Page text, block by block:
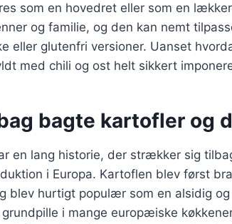
som en hovedret eller som en
og familie, og den kan nemt
eller glutenfri versioner. Uanset
med chili og ost helt sikkert
bagte kartofler og
en lang historie, der strækker sig
i Europa. Kartoflen blev først
blev hurtigt populær som en alsidig
i mange europæiske